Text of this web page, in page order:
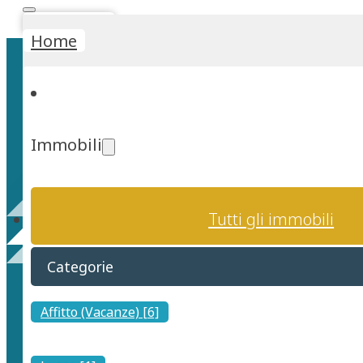
Home
Immobili
Tutti gli immobili
Categorie
Affitto (Vacanze) [6]
San Gregorio
San Gregorio, Cagliari: Un'Oasi Serena per i Futuri